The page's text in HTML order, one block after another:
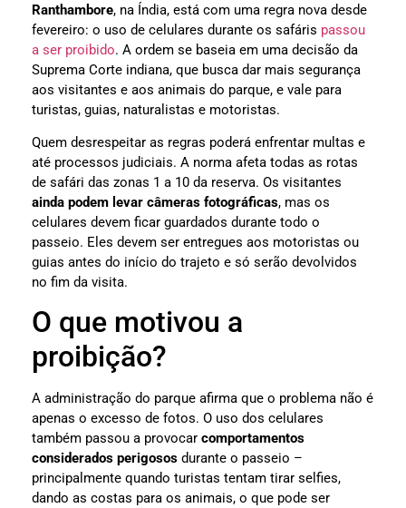
Ranthambore, na Índia, está com uma regra nova desde
fevereiro: o uso de celulares durante os safáris passou
a ser proibido. A ordem se baseia em uma decisão da
Suprema Corte indiana, que busca dar mais segurança
aos visitantes e aos animais do parque, e vale para
turistas, guias, naturalistas e motoristas.
Quem desrespeitar as regras poderá enfrentar multas e
até processos judiciais. A norma afeta todas as rotas
de safári das zonas 1 a 10 da reserva. Os visitantes
ainda podem levar câmeras fotográficas, mas os
celulares devem ficar guardados durante todo o
passeio. Eles devem ser entregues aos motoristas ou
guias antes do início do trajeto e só serão devolvidos
no fim da visita.
O que motivou a
proibição?
A administração do parque afirma que o problema não é
apenas o excesso de fotos. O uso dos celulares
também passou a provocar comportamentos
considerados perigosos durante o passeio –
principalmente quando turistas tentam tirar selfies,
dando as costas para os animais, o que pode ser